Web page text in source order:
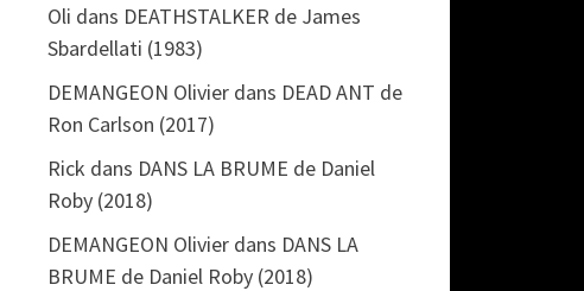
Oli dans DEATHSTALKER de James
Sbardellati (1983)
DEMANGEON Olivier dans DEAD ANT de
Ron Carlson (2017)
Rick dans DANS LA BRUME de Daniel
Roby (2018)
DEMANGEON Olivier dans DANS LA
BRUME de Daniel Roby (2018)